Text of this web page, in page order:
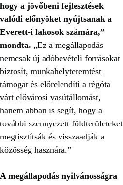
hogy a jövőbeni fejlesztések
valódi előnyöket nyújtsanak a
Everett-i lakosok számára,”
mondta. „Ez a megállapodás
nemcsak új adóbevételi forrásokat
biztosít, munkahelyteremtést
támogat és előrelendíti a régóta
várt elővárosi vasútállomást,
hanem abban is segít, hogy a
további szennyezett földterületeket
megtisztítsák és visszaadják a
közösség hasznára.”
A megállapodás nyilvánosságra